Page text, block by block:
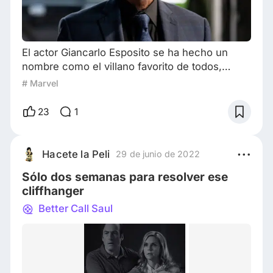
El actor Giancarlo Esposito se ha hecho un
nombre como el villano favorito de todos,
siendo el malote de series como Breaking Bad,
Avengers: The Kang Dynasty será dirigida por
Según un TikTok publicado por
coundownsitygeeks, Esposito afirmó que está
dispuesto
# Marvel
23 1
Hacete la Peli 29 de junio de 2022
Sólo dos semanas para resolver ese
cliffhanger
Better Call Saul